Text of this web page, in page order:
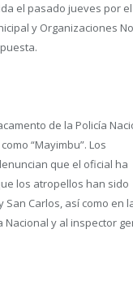
el pasado jueves por el
y Organizaciones No
de la Policía
“Mayimbu”. Los
que el oficial ha
los atropellos han sido
Carlos, así como en
Nacional y al inspector